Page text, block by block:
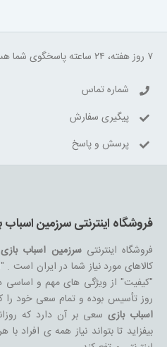
۷ روز هفته، ۲۴ ساعته پاسخگوی شما هستیم.
شماره تماس
پیگیری سفارش
پرسش و پاسخ
فروشگاه اینترنتی سرزمین اسباب
فروشگاه اینترنتیسرزمین اسباب بازی
کالاهای مورد نیاز شما در ایران است
"کیفیت" از ویژگی های مهم و اساسی
روز تأسیس بوده و تمام سعی خود را
اسباب بازیسعی بر آن دارد که
بیفزاید تا بتواند نیاز همه ی افراد